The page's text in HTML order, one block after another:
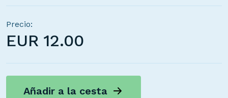
Precio:
EUR 12.00
Añadir a la cesta